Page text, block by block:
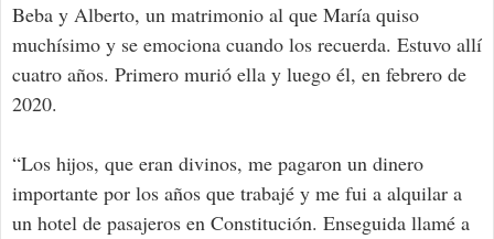
Beba y Alberto, un matrimonio al que María quiso
muchísimo y se emociona cuando los recuerda. Estuvo allí
cuatro años. Primero murió ella y luego él, en febrero de
2020.
“Los hijos, que eran divinos, me pagaron un dinero
importante por los años que trabajé y me fui a alquilar a
un hotel de pasajeros en Constitución. Enseguida llamé a